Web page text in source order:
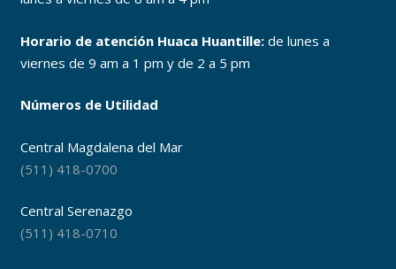
Horario de atención Huaca Huantille:de lunes a
viernes de 9 am a 1 pm y de 2 a 5 pm
Números de Utilidad
Central Magdalena del Mar
(511) 418-0700
Central Serenazgo
(511) 418-0710